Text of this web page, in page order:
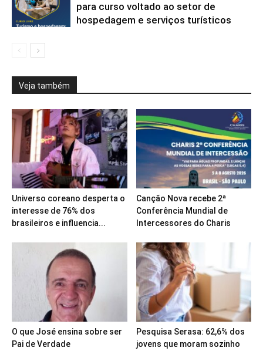
para curso voltado ao setor de
hospedagem e serviços turísticos
Veja também
Universo coreano desperta o
interesse de 76% dos
brasileiros e influencia...
Canção Nova recebe 2ª
Conferência Mundial de
Intercessores do Charis
O que José ensina sobre ser
Pai de Verdade
Pesquisa Serasa: 62,6% dos
jovens que moram sozinho